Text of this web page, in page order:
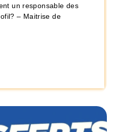
un responsable des
– Maitrise de